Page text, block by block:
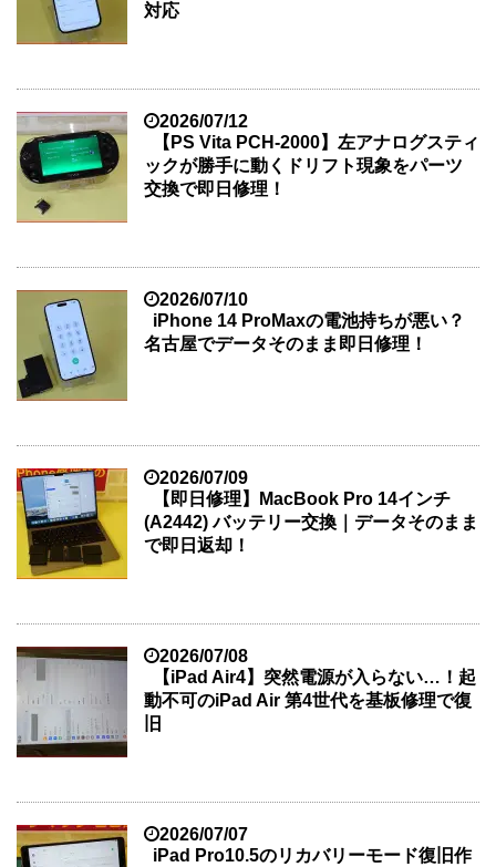
対応
2026/07/12
【PS Vita PCH-2000】左アナログスティ
ックが勝手に動くドリフト現象をパーツ
交換で即日修理！
2026/07/10
iPhone 14 ProMaxの電池持ちが悪い？
名古屋でデータそのまま即日修理！
2026/07/09
【即日修理】MacBook Pro 14インチ
(A2442) バッテリー交換｜データそのまま
で即日返却！
2026/07/08
【iPad Air4】突然電源が入らない…！起
動不可のiPad Air 第4世代を基板修理で復
旧
2026/07/07
iPad Pro10.5のリカバリーモード復旧作